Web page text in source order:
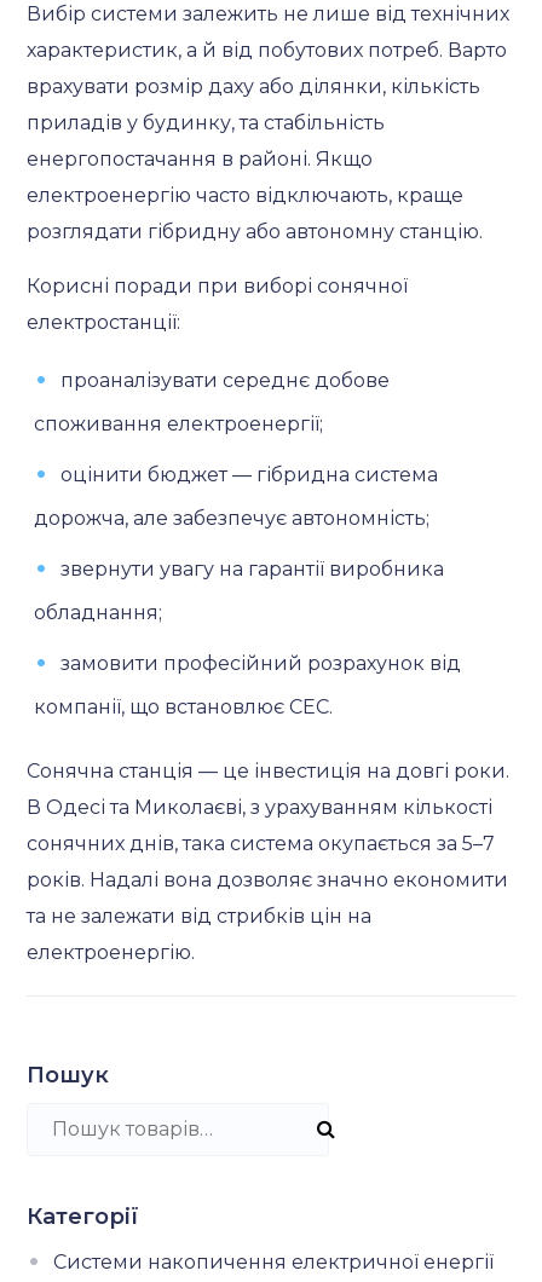
Вибір системи залежить не лише від технічних
характеристик, а й від побутових потреб. Варто
врахувати розмір даху або ділянки, кількість
приладів у будинку, та стабільність
енергопостачання в районі. Якщо
електроенергію часто відключають, краще
розглядати гібридну або автономну станцію.
Корисні поради при виборі сонячної
електростанції:
проаналізувати середнє добове
споживання електроенергії;
оцінити бюджет — гібридна система
дорожча, але забезпечує автономність;
звернути увагу на гарантії виробника
обладнання;
замовити професійний розрахунок від
компанії, що встановлює СЕС.
Сонячна станція — це інвестиція на довгі роки.
В Одесі та Миколаєві, з урахуванням кількості
сонячних днів, така система окупається за 5–7
років. Надалі вона дозволяє значно економити
та не залежати від стрибків цін на
електроенергію.
Пошук
Шукайте:
Категорії
Системи накопичення електричної енергії